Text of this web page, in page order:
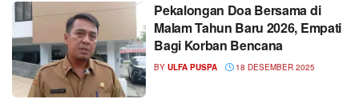
Pekalongan Doa Bersama di
Malam Tahun Baru 2026, Empati
Bagi Korban Bencana
BY ULFA PUSPA 18 DESEMBER 2025